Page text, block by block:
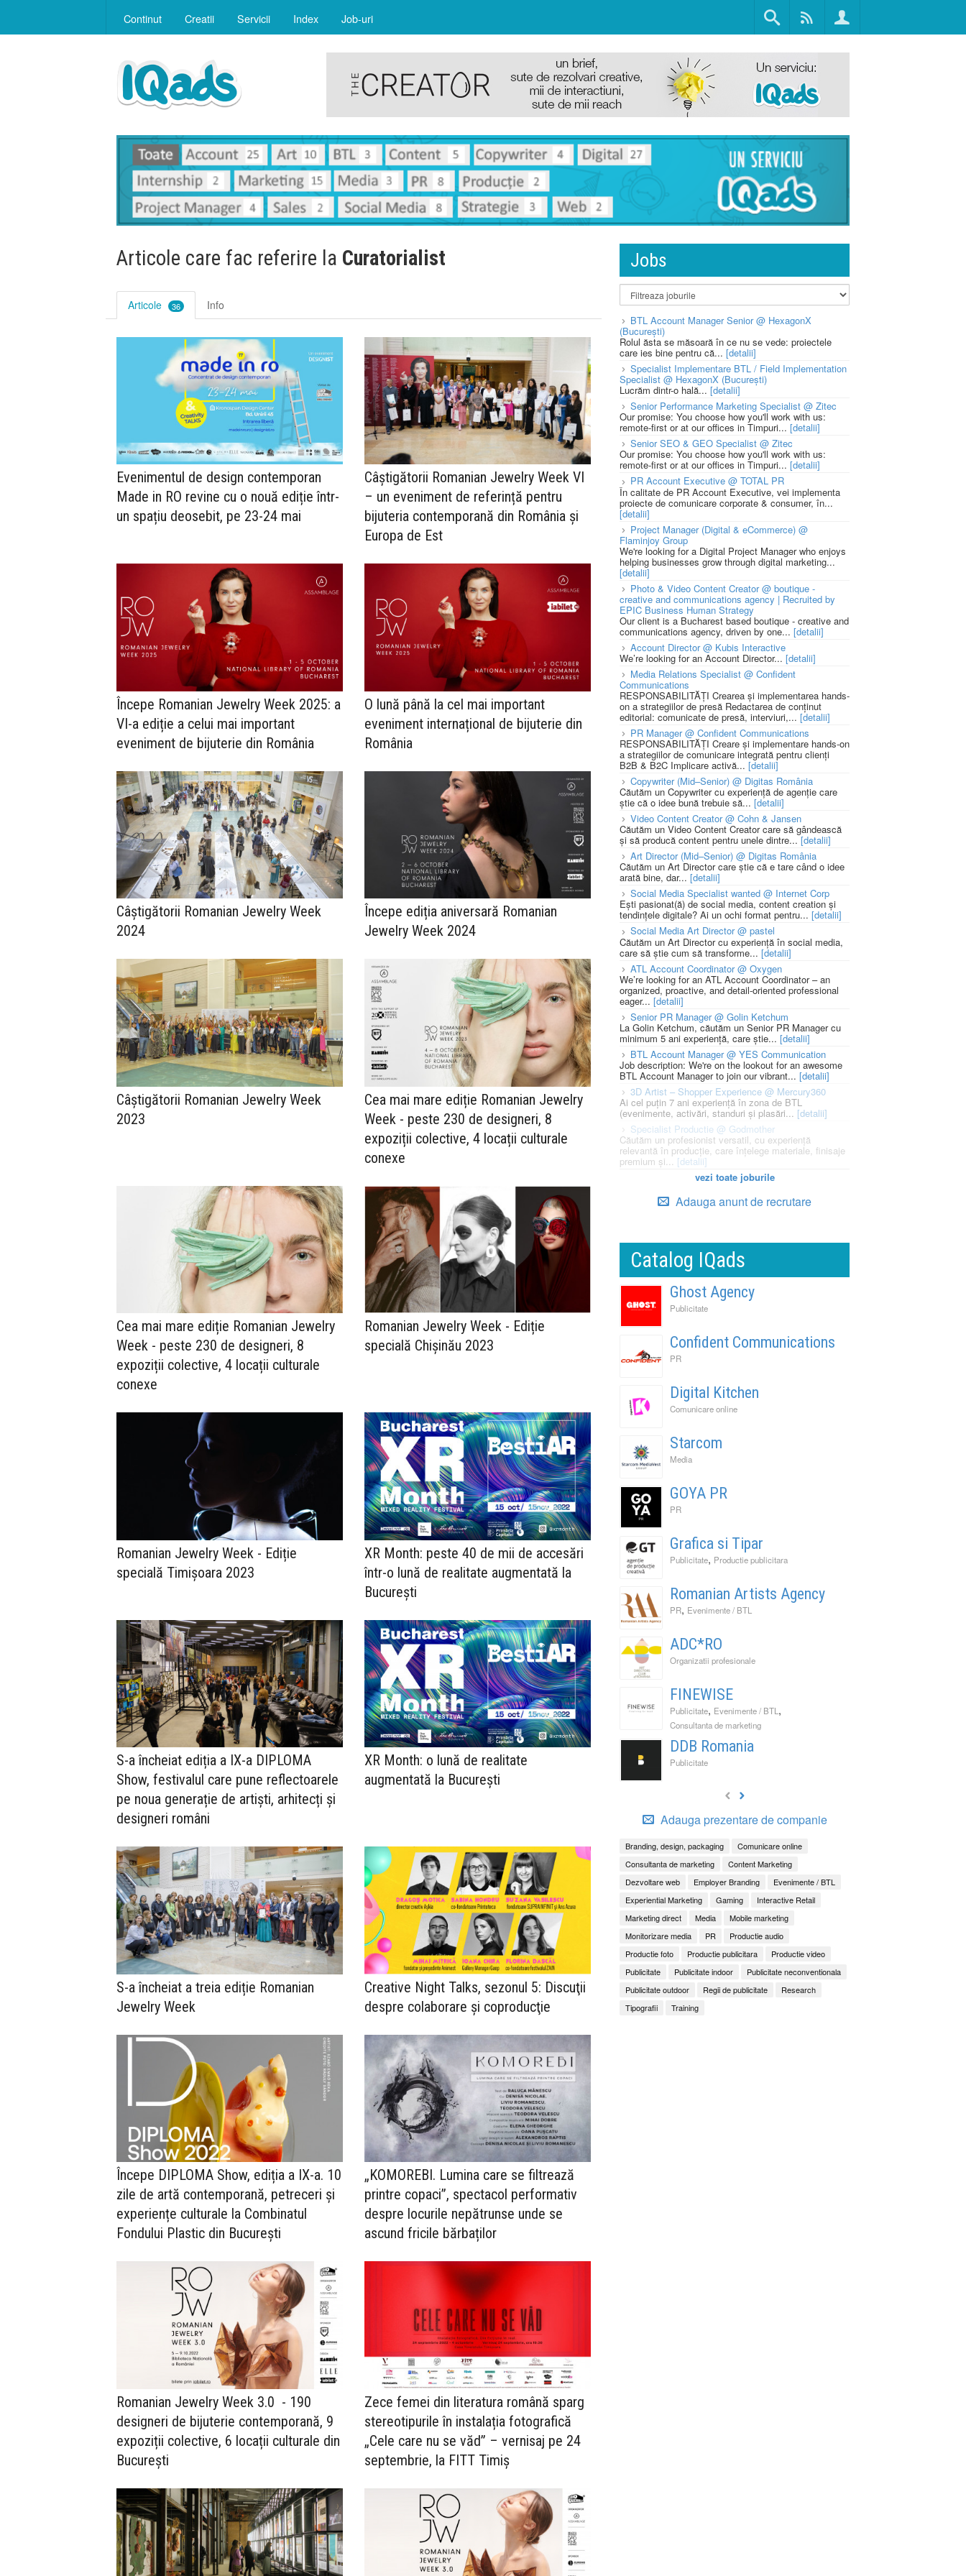
Continut Creatii Servicii Index Job-uri
Articole care fac referire la Curatorialist
Articole 36 Info
Evenimentul de design contemporan
Made in RO revine cu o nouă ediție într-
un spațiu deosebit, pe 23-24 mai
Câștigătorii Romanian Jewelry Week VI
– un eveniment de referință pentru
bijuteria contemporană din România și
Europa de Est
Începe Romanian Jewelry Week 2025: a
VI-a ediție a celui mai important
eveniment de bijuterie din România
O lună până la cel mai important
eveniment internațional de bijuterie din
România
Câștigătorii Romanian Jewelry Week
2024
Începe ediția aniversară Romanian
Jewelry Week 2024
Câștigătorii Romanian Jewelry Week
2023
Cea mai mare ediție Romanian Jewelry
Week - peste 230 de designeri, 8
expoziții colective, 4 locații culturale
conexe
Cea mai mare ediție Romanian Jewelry
Week - peste 230 de designeri, 8
expoziții colective, 4 locații culturale
conexe
Romanian Jewelry Week - Ediție
specială Chișinău 2023
Romanian Jewelry Week - Ediție
specială Timișoara 2023
XR Month: peste 40 de mii de accesări
într-o lună de realitate augmentată la
București
S-a încheiat ediția a IX-a DIPLOMA
Show, festivalul care pune reflectoarele
pe noua generație de artiști, arhitecți și
designeri români
XR Month: o lună de realitate
augmentată la București
S-a încheiat a treia ediție Romanian
Jewelry Week
Creative Night Talks, sezonul 5: Discuţii
despre colaborare şi coproducţie
Începe DIPLOMA Show, ediția a IX-a. 10
zile de artă contemporană, petreceri și
experiențe culturale la Combinatul
Fondului Plastic din București
„KOMOREBI. Lumina care se filtrează
printre copaci”, spectacol performativ
despre locurile nepătrunse unde se
ascund fricile bărbaților
Romanian Jewelry Week 3.0 - 190
designeri de bijuterie contemporană, 9
expoziții colective, 6 locații culturale din
București
Zece femei din literatura română sparg
stereotipurile în instalația fotografică
„Cele care nu se văd” – vernisaj pe 24
septembrie, la FITT Timiș
Jobs
BTL Account Manager Senior @ HexagonX
(București)
Rolul ăsta se măsoară în ce nu se vede: proiectele
care ies bine pentru că... [detalii]
Specialist Implementare BTL / Field Implementation
Specialist @ HexagonX (București)
Lucrăm dintr-o hală... [detalii]
Senior Performance Marketing Specialist @ Zitec
Our promise: You choose how you'll work with us:
remote-first or at our offices in Timpuri... [detalii]
Senior SEO & GEO Specialist @ Zitec
Our promise: You choose how you'll work with us:
remote-first or at our offices in Timpuri... [detalii]
PR Account Executive @ TOTAL PR
În calitate de PR Account Executive, vei implementa
proiecte de comunicare corporate & consumer, în...
[detalii]
Project Manager (Digital & eCommerce) @
Flaminjoy Group
We're looking for a Digital Project Manager who enjoys
helping businesses grow through digital marketing...
[detalii]
Photo & Video Content Creator @ boutique -
creative and communications agency | Recruited by
EPIC Business Human Strategy
Our client is a Bucharest based boutique - creative and
communications agency, driven by one... [detalii]
Account Director @ Kubis Interactive
We’re looking for an Account Director... [detalii]
Media Relations Specialist @ Confident
Communications
RESPONSABILITĂȚI Crearea și implementarea hands-
on a strategiilor de presă Redactarea de conținut
editorial: comunicate de presă, interviuri,... [detalii]
PR Manager @ Confident Communications
RESPONSABILITĂȚI Creare și implementare hands-on
a strategiilor de comunicare integrată pentru clienți
B2B & B2C Implicare activă... [detalii]
Copywriter (Mid–Senior) @ Digitas România
Căutăm un Copywriter cu experiență de agenție care
știe că o idee bună trebuie să... [detalii]
Video Content Creator @ Cohn & Jansen
Căutăm un Video Content Creator care să gândească
și să producă content pentru unele dintre... [detalii]
Art Director (Mid–Senior) @ Digitas România
Căutăm un Art Director care știe că e tare când o idee
arată bine, dar... [detalii]
Social Media Specialist wanted @ Internet Corp
Ești pasionat(ă) de social media, content creation și
tendințele digitale? Ai un ochi format pentru... [detalii]
Social Media Art Director @ pastel
Căutăm un Art Director cu experiență în social media,
care să știe cum să transforme... [detalii]
ATL Account Coordinator @ Oxygen
We’re looking for an ATL Account Coordinator – an
organized, proactive, and detail-oriented professional
eager... [detalii]
Senior PR Manager @ Golin Ketchum
La Golin Ketchum, căutăm un Senior PR Manager cu
minimum 5 ani experiență, care știe... [detalii]
BTL Account Manager @ YES Communication
Job description: We're on the lookout for an awesome
BTL Account Manager to join our vibrant... [detalii]
3D Artist – Shopper Experience @ Mercury360
Ai cel puțin 7 ani experiență în zona de BTL
(evenimente, activări, standuri și plasări... [detalii]
Specialist Productie @ Godmother
Căutăm un profesionist versatil, cu experiență
relevantă în producție, care înțelege materiale, finisaje
premium și... [detalii]
vezi toate joburile
Adauga anunt de recrutare
Catalog IQads
Ghost Agency
Publicitate
Confident Communications
PR
Digital Kitchen
Comunicare online
Starcom
Media
GOYA PR
PR
Grafica si Tipar
Publicitate, Productie publicitara
Romanian Artists Agency
PR, Evenimente / BTL
ADC*RO
Organizatii profesionale
FINEWISE
Publicitate, Evenimente / BTL ,
Consultanta de marketing
DDB Romania
Publicitate
Adauga prezentare de companie
Branding, design, packaging
Comunicare online
Consultanta de marketing
Content Marketing
Dezvoltare web
Employer Branding
Evenimente / BTL
Experiential Marketing
Gaming
Interactive Retail
Marketing direct
Media
Mobile marketing
Monitorizare media
PR
Productie audio
Productie foto
Productie publicitara
Productie video
Publicitate
Publicitate indoor
Publicitate neconventionala
Publicitate outdoor
Regii de publicitate
Research
Tipografii
Training